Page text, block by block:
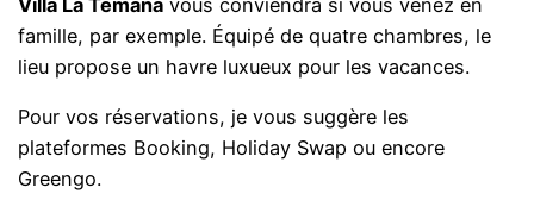
Villa La Temana vous conviendra si vous venez en
famille, par exemple. Équipé de quatre chambres, le
lieu propose un havre luxueux pour les vacances.
Pour vos réservations, je vous suggère les
plateformes Booking, Holiday Swap ou encore
Greengo.